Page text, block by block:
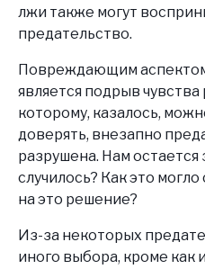
лжи также могут
предательство.
Повреждающим
является подрыв
которому, казалось,
доверять, внезапно
разрушена. Нам остается
случилось? Как это
на это решение?
Из-за некоторых
иного выбора, кроме как